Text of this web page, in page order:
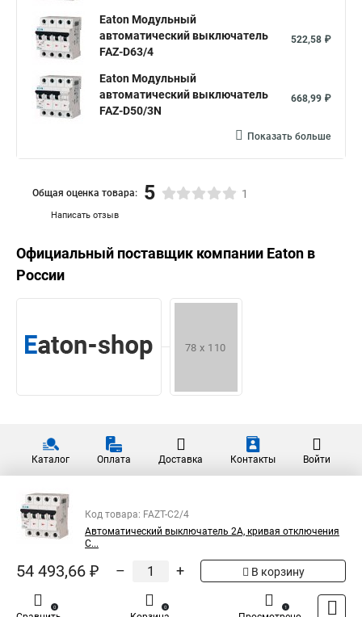
Eaton Модульный
автоматический выключатель
FAZ-D63/4
522,58 ₽
Eaton Модульный
автоматический выключатель
FAZ-D50/3N
668,99 ₽
Показать больше
Написать отзыв
Общая оценка товара: 5 1
Официальный поставщик компании Eaton в
России
Каталог Оплата Доставка Контакты Войти
Код товара: FAZT-C2/4
Автоматический выключатель 2А, кривая отключения
С...
54 493,66 ₽ – + В корзину
0 0 1